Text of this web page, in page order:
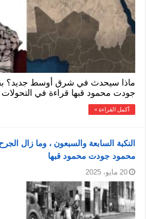
ماذا سيحدث في شرق أوسط جديد؟
جودت محمود قبها قراءة في
أكمل القراءة »
النكبة السابعة والسبعون ، وما زال
محمود جودت محمود قبها
20 مايو، 2025